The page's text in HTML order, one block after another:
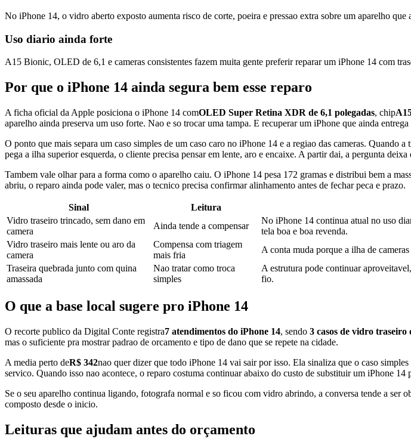
No iPhone 14, o vidro aberto exposto aumenta risco de corte, poeira e pressao extra sobre um aparelho
Uso diario ainda forte
A15 Bionic, OLED de 6,1 e cameras consistentes fazem muita gente preferir reparar um iPhone 14 com
Por que o iPhone 14 ainda segura bem esse reparo
A ficha oficial da Apple posiciona o iPhone 14 comOLED Super Retina XDR de 6,1 polegadas, chip
aparelho ainda preserva um uso forte. Nao e so trocar uma tampa. E recuperar um iPhone que ainda
O ponto que mais separa um caso simples de um caso caro no iPhone 14 e a regiao das cameras.
pega a ilha superior esquerda, o cliente precisa pensar em lente, aro e encaixe. A partir dai, a pergunta
Tambem vale olhar para a forma como o aparelho caiu. O iPhone 14 pesa 172 gramas e distribui bem a
abriu, o reparo ainda pode valer, mas o tecnico precisa confirmar alinhamento antes de fechar peca e prazo.
Sinal Leitura
Vidro traseiro trincado, sem dano em
camera
Ainda tende a compensar
No iPhone 14 continua atual no uso
tela boa e boa revenda.
Vidro traseiro mais lente ou aro da
camera
Compensa com triagem
mais fria
A conta muda porque a ilha de
Traseira quebrada junto com quina
amassada
Nao tratar como troca
simples
A estrutura pode continuar
fio.
O que a base local sugere pro iPhone 14
O recorte publico da Digital Conte registra7 atendimentos do iPhone 14, sendo 3 casos de vidro traseiro
mas o suficiente pra mostrar padrao de orcamento e tipo de dano que se repete na cidade.
A media perto deR$ 342nao quer dizer que todo iPhone 14 vai sair por isso. Ela sinaliza que o caso
servico. Quando isso nao acontece, o reparo costuma continuar abaixo do custo de substituir um iPhone
Se o seu aparelho continua ligando, fotografa normal e so ficou com vidro abrindo, a conversa tende a ser
composto desde o inicio.
Leituras que ajudam antes do orçamento